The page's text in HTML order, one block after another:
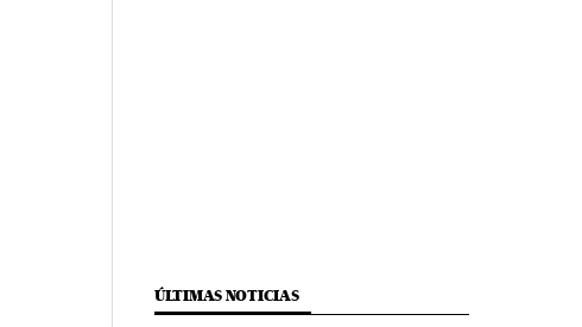
ÚLTIMAS NOTICIAS